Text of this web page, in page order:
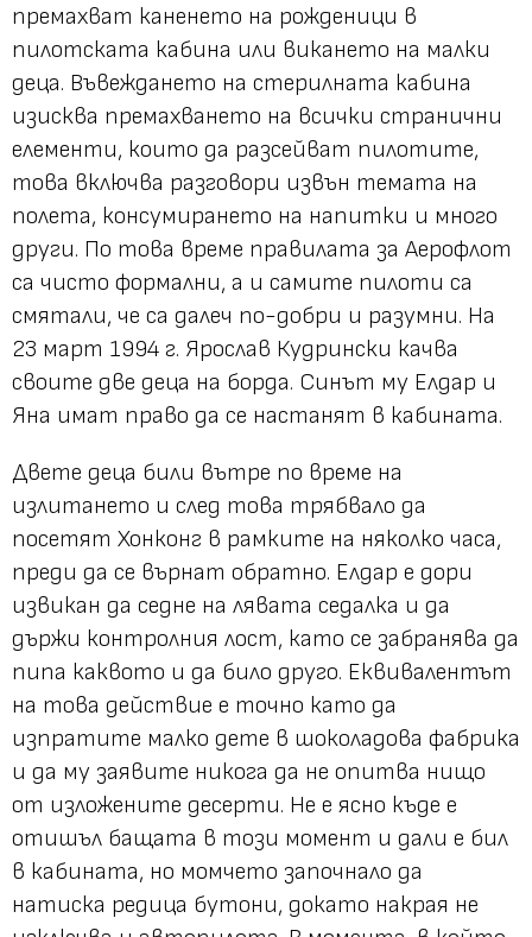
премахват каненето на рожденици в
пилотската кабина или викането на малки
деца. Въвеждането на стерилната кабина
изисква премахването на всички странични
елементи, които да разсейват пилотите,
това включва разговори извън темата на
полета, консумирането на напитки и много
други. По това време правилата за Аерофлот
са чисто формални, а и самите пилоти са
смятали, че са далеч по-добри и разумни. На
23 март 1994 г. Ярослав Кудрински качва
своите две деца на борда. Синът му Елдар и
Яна имат право да се настанят в кабината.
Двете деца били вътре по време на
излитането и след това трябвало да
посетят Хонконг в рамките на няколко часа,
преди да се върнат обратно. Елдар е дори
извикан да седне на лявата седалка и да
държи контролния лост, като се забранява да
пипа каквото и да било друго. Еквивалентът
на това действие е точно като да
изпратите малко дете в шоколадова фабрика
и да му заявите никога да не опитва нищо
от изложените десерти. Не е ясно къде е
отишъл бащата в този момент и дали е бил
в кабината, но момчето започнало да
натиска редица бутони, докато накрая не